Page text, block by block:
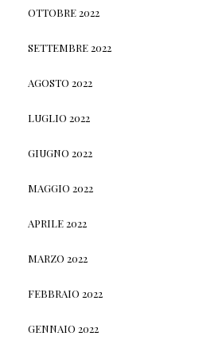
OTTOBRE 2022
SETTEMBRE 2022
AGOSTO 2022
LUGLIO 2022
GIUGNO 2022
MAGGIO 2022
APRILE 2022
MARZO 2022
FEBBRAIO 2022
GENNAIO 2022